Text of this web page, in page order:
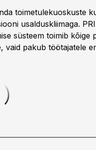
toimetulekuoskuste
usalduskliimaga.
süsteem toimib kõige
vaid pakub töötajatele